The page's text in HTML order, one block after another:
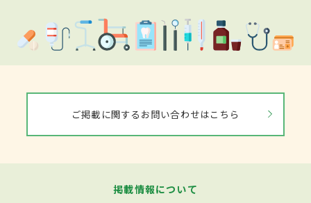
ご掲載に関するお問い合わせはこちら
掲載情報について